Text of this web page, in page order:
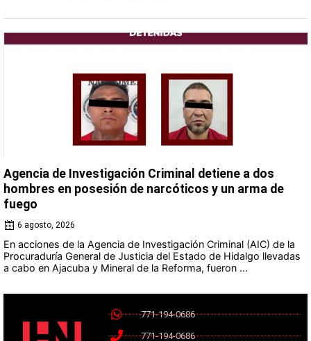
Agencia de Investigación Criminal detiene a dos
hombres en posesión de narcóticos y un arma de
fuego
6 agosto, 2026
En acciones de la Agencia de Investigación Criminal (AIC) de la
Procuraduría General de Justicia del Estado de Hidalgo llevadas
a cabo en Ajacuba y Mineral de la Reforma, fueron ...
771-194-0686
771-194-0686